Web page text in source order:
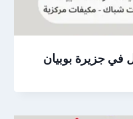
في جزيرة بوبيان